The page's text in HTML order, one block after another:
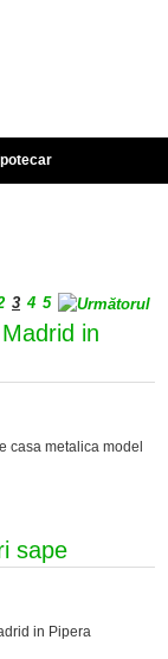
3 4 5
in
casa metalica model
sape
in Pipera